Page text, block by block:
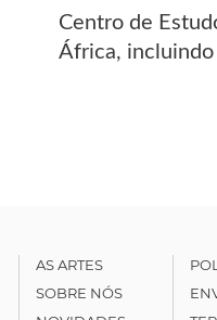
Centro de
África, incluindo
AS ARTES
SOBRE NÓS